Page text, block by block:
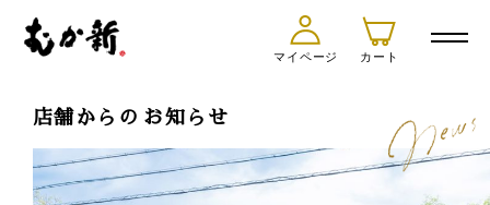
マイページ カート
店舗からの お知らせ